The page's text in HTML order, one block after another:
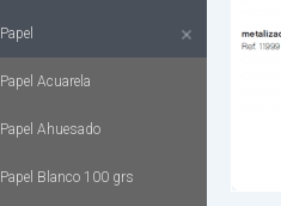
Papel
Papel Acuarela
Papel Ahuesado
Papel Blanco 100 grs